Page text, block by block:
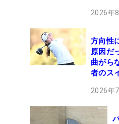
2026年
方向性
原因だ
曲がら
者のス
2026年